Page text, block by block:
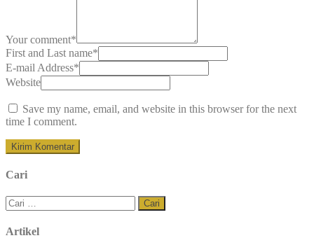
Your comment*
First and Last name*
E-mail Address*
Website
Save my name, email, and website in this browser for the next
time I comment.
Cari
Cari
untuk:
Artikel